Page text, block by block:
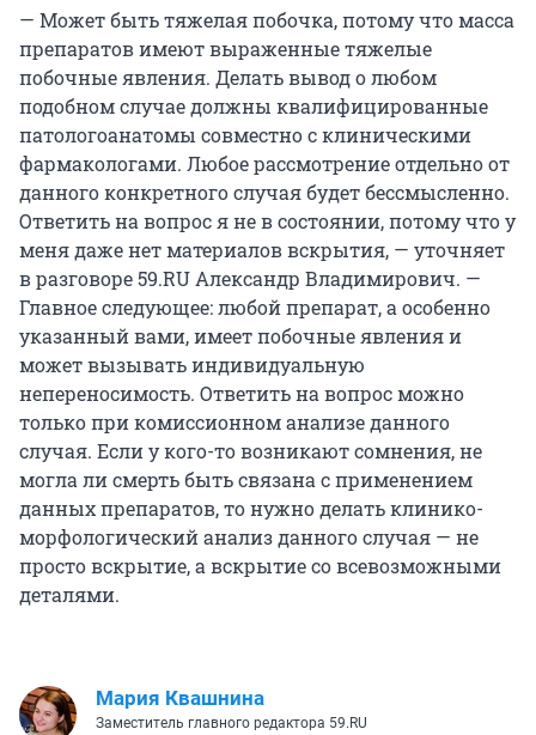
— Может быть тяжелая побочка, потому что масса
препаратов имеют выраженные тяжелые
побочные явления. Делать вывод о любом
подобном случае должны квалифицированные
патологоанатомы совместно с клиническими
фармакологами. Любое рассмотрение отдельно от
данного конкретного случая будет бессмысленно.
Ответить на вопрос я не в состоянии, потому что у
меня даже нет материалов вскрытия, — уточняет
в разговоре 59.RU Александр Владимирович. —
Главное следующее: любой препарат, а особенно
указанный вами, имеет побочные явления и
может вызывать индивидуальную
непереносимость. Ответить на вопрос можно
только при комиссионном анализе данного
случая. Если у кого-то возникают сомнения, не
могла ли смерть быть связана с применением
данных препаратов, то нужно делать клинико-
морфологический анализ данного случая — не
просто вскрытие, а вскрытие со всевозможными
деталями.
Мария Квашнина
Заместитель главного редактора 59.RU